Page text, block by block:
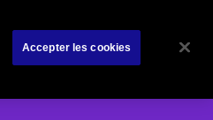
nous
Accepter les cookies